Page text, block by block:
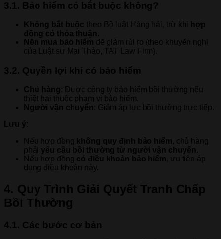
3.1. Bảo hiểm có bắt buộc không?
Không bắt buộc theo Bộ luật Hàng hải, trừ khi
hợp
đồng có thỏa thuận .
Nên mua bảo hiểm để giảm rủi ro (theo khuyến nghị
của Luật sư Mai Thảo, TAT Law Firm).
3.2. Quyền lợi khi có bảo hiểm
Chủ hàng : Được công ty bảo hiểm bồi thường nếu
thiệt hại thuộc phạm vi bảo hiểm.
Người vận chuyển : Giảm áp lực bồi thường trực tiếp.
Lưu ý:
Nếu hợp đồng
không quy định bảo hiểm, chủ hàng
phải yêu cầu bồi thường từ người vận chuyển .
Nếu hợp đồng có điều khoản bảo hiểm, ưu tiên áp
dụng điều khoản này.
4. Quy Trình Giải Quyết Tranh Chấp
Bồi Thường
4.1. Các bước cơ bản